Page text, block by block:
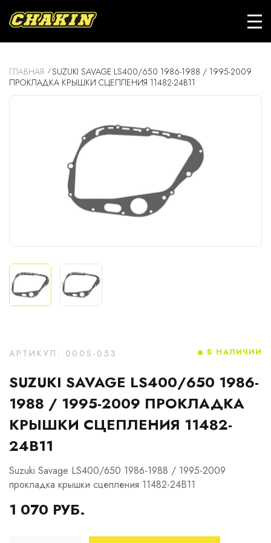
ГЛАВНАЯ
SUZUKI SAVAGE LS400/650 1986-1988 / 1995-2009
ПРОКЛАДКА КРЫШКИ СЦЕПЛЕНИЯ 11482-24B11
АРТИКУЛ: 000S-053
SUZUKI SAVAGE LS400/650 1986-
1988 / 1995-2009 ПРОКЛАДКА
КРЫШКИ СЦЕПЛЕНИЯ 11482-
24B11
Suzuki Savage LS400/650 1986-1988 / 1995-2009
прокладка крышки сцепления 11482-24B11
1 070 РУБ.
В НАЛИЧИИ